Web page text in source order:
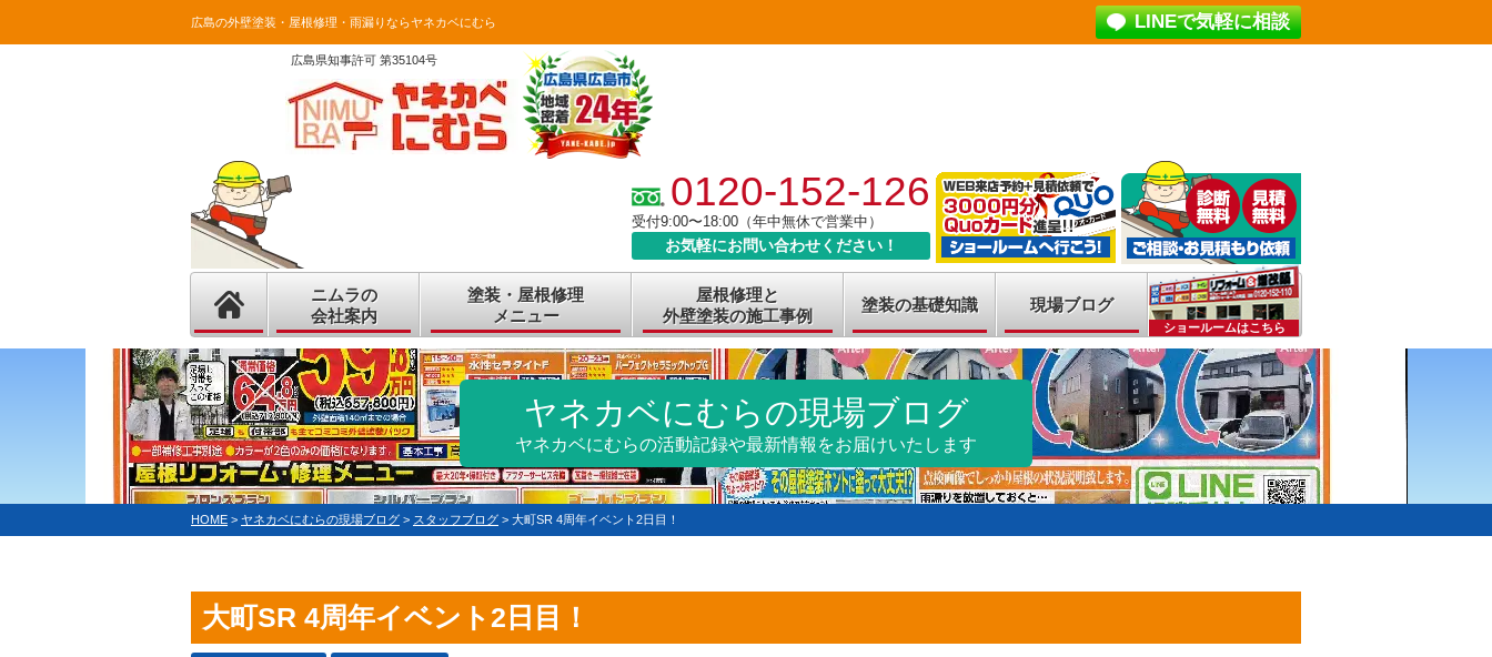
広島の外壁塗装・屋根修理・雨漏りならヤネカベにむら LINEで気軽に相談
広島県知事許可 第35104号
0120-152-126
受付9:00〜18:00（年中無休で営業中）
お気軽にお問い合わせください！
ニムラの
会社案内
塗装・屋根修理
メニュー
屋根修理と
外壁塗装の施工事例
塗装の基礎知識 現場ブログ
ショールームはこちら
ヤネカベにむらの現場ブログ
ヤネカベにむらの活動記録や最新情報をお届けいたします
HOME > ヤネカベにむらの現場ブログ > スタッフブログ > 大町SR 4周年イベント2日目！
大町SR 4周年イベント2日目！